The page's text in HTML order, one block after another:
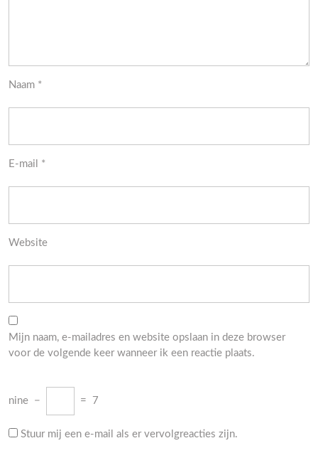
Naam *
E-mail *
Website
Mijn naam, e-mailadres en website opslaan in deze browser
voor de volgende keer wanneer ik een reactie plaats.
nine − = 7
Stuur mij een e-mail als er vervolgreacties zijn.